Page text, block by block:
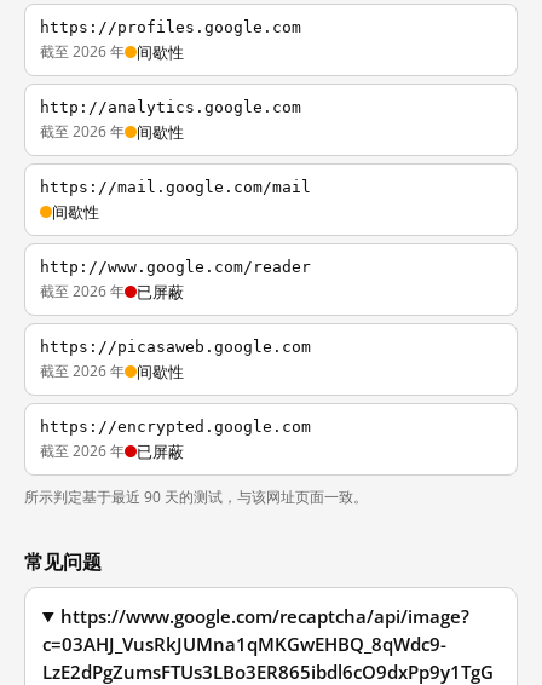
https://profiles.google.com
截至 2026 年 间歇性
http://analytics.google.com
截至 2026 年 间歇性
https://mail.google.com/mail
间歇性
http://www.google.com/reader
截至 2026 年 已屏蔽
https://picasaweb.google.com
截至 2026 年 间歇性
https://encrypted.google.com
截至 2026 年 已屏蔽
所示判定基于最近 90 天的测试，与该网址页面一致。
常见问题
https://www.google.com/recaptcha/api/image?
c=03AHJ_VusRkJUMna1qMKGwEHBQ_8qWdc9-
LzE2dPgZumsFTUs3LBo3ER865ibdl6cO9dxPp9y1TgG